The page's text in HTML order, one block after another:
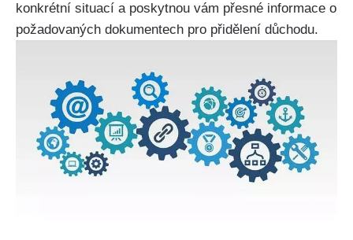
konkrétní situací a poskytnou vám přesné informace o
požadovaných dokumentech pro přidělení důchodu.